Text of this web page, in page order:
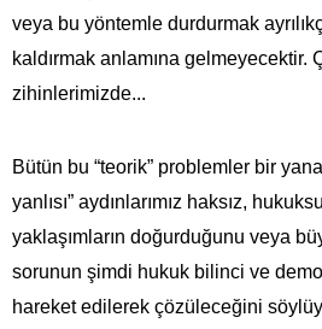
veya bu yöntemle durdurmak
kaldırmak anlamına gelmeyecektir.
zihinlerimizde...
Bütün bu “teorik” problemler bir
yanlısı” aydınlarımız haksız,
yaklaşımların doğurduğunu veya
sorunun şimdi hukuk bilinci ve
hareket edilerek çözüleceğini